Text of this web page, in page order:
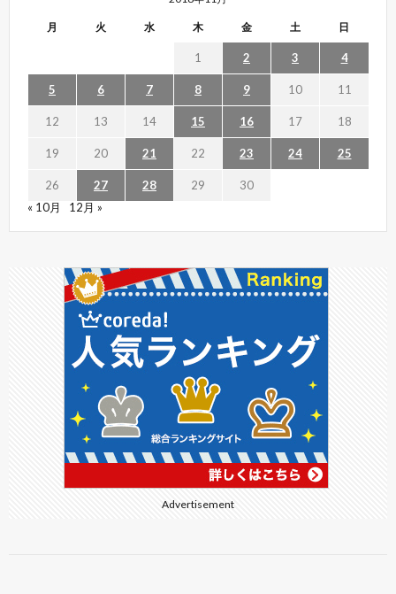
月 火 水 木 金 土 日
1 2 3 4
5 6 7 8 9 10 11
12 13 14 15 16 17 18
19 20 21 22 23 24 25
26 27 28 29
30
« 10月
12月 »
Advertisement